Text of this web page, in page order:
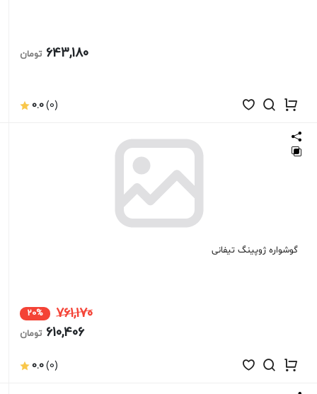
643,180 تومان
0.0(0)
گوشواره ژوپینگ تیفانی
761,170
20%
610,406 تومان
0.0(0)